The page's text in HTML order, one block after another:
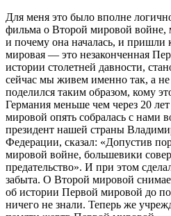
Для меня это было вполне
фильма о Второй мировой войне,
и почему она началась, и пришли
мировая — это незаконченная
истории столетней давности,
сейчас мы живем именно так, а
поделился таким образом, кому
Германия меньше чем через 20
мировой опять собралась с нами
президент нашей страны
Федерации, сказал: «Допустив
мировой войне, большевики
предательство». И при этом
забыта. О Второй мировой
об истории Первой мировой до
ничего не знали. Теперь же